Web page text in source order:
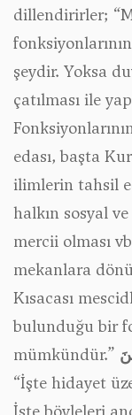
dillendirirler;
şeydir. Yoksa
çatılması ile
edası, başta
ilimlerin tahsil
halkın sosyal
mercii olması
mekanlara
Kısacası
bulunduğu bir
mümkündür.”
“İşte hidayet